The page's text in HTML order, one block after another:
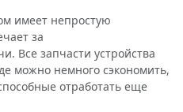
имеет непростую
за
Все запчасти устройства
можно немного сэкономить,
отработать еще